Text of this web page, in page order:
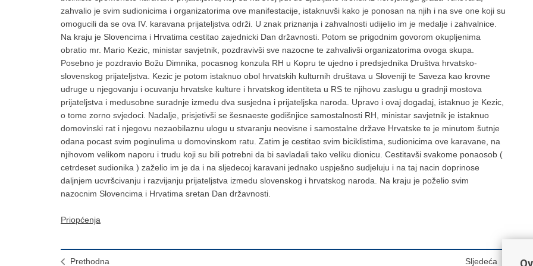
zahvalio je svim sudionicima i organizatorima ove manifestacije, istaknuvši kako je ponosan na njih i na sve one koji su
omogucili da se ova IV. karavana prijateljstva održi. U znak priznanja i zahvalnosti udijelio im je medalje i zahvalnice.
Na kraju je Slovencima i Hrvatima cestitao zajednicki Dan državnosti. Potom se prigodnim govorom okupljenima
obratio mr. Mario Kezic, ministar savjetnik, pozdravivši sve nazocne te zahvalivši organizatorima ovoga skupa.
Posebno je pozdravio Božu Dimnika, pocasnog konzula RH u Kopru te ujedno i predsjednika Društva hrvatsko-
slovenskog prijateljstva. Kezic je potom istaknuo obol hrvatskih kulturnih društava u Sloveniji te Saveza kao krovne
udruge u njegovanju i ocuvanju hrvatske kulture i hrvatskog identiteta u RS te njihovu zaslugu u gradnji mostova
prijateljstva i medusobne suradnje izmedu dva susjedna i prijateljska naroda. Upravo i ovaj dogadaj, istaknuo je Kezic,
o tome zorno svjedoci. Nadalje, prisjetivši se šesnaeste godišnjice samostalnosti RH, ministar savjetnik je istaknuo
domovinski rat i njegovu nezaobilaznu ulogu u stvaranju neovisne i samostalne države Hrvatske te je minutom šutnje
odana pocast svim poginulima u domovinskom ratu. Zatim je cestitao svim biciklistima, sudionicima ove karavane, na
njihovom velikom naporu i trudu koji su bili potrebni da bi savladali tako veliku dionicu. Cestitavši svakome ponaosob (
cetrdeset sudionika ) zaželio im je da i na sljedecoj karavani jednako uspješno sudjeluju i na taj nacin doprinose
daljnjem ucvršcivanju i razvijanju prijateljstva izmedu slovenskog i hrvatskog naroda. Na kraju je poželio svim
nazocnim Slovencima i Hrvatima sretan Dan državnosti.
Priopćenja
Prethodna Sljedeća